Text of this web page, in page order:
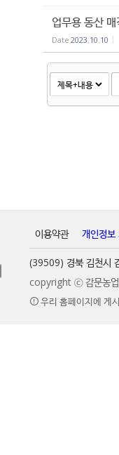
업무용 동산
Date 2023.10.10
이용약관 개인정보
(39509) 경북 김천시
copyright ⓒ 감문농업
우리 홈페이지에 게